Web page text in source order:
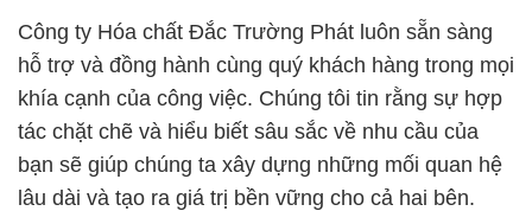
bạn sẽ giúp chúng ta xây dựng những mối quan hệ
lâu dài và tạo ra giá trị bền vững cho cả hai bên.
Hãy liên hệ với chúng tôi ngay hôm nay để bắt đầu
hành trình hợp tác tích cực và thành công!
# Cung cấp • thương mại Hóa chất Calcium
Hypochlorite * Bột Clorin Nippon Nhật Bản Japan